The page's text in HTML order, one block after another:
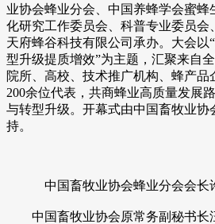
业协会蜂业分会、中国养蜂学会蜜
化研究工作委员会、科普专业委员会
天府蜂谷科技有限公司承办。大会以
型升级提质增效”为主题，汇聚来自
院所、高校、技术推广机构、蜂产品
200余位代表，共商蜂业高质量发展
与转型升级。开幕式由中国畜牧业协
持。
中国畜牧业协会蜂业分会会长
中国畜牧业协会原常务副秘书长